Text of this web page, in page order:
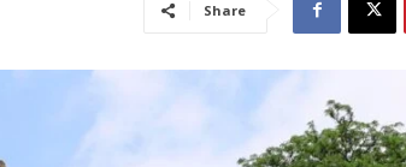
Share